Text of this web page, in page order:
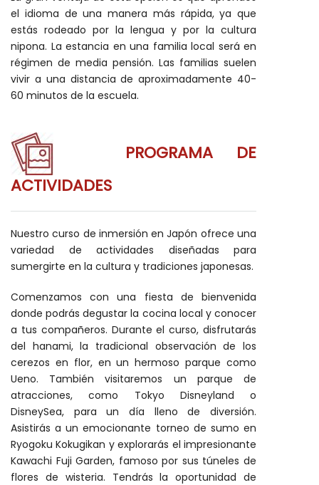
el idioma de una manera más rápida, ya que
estás rodeado por la lengua y por la cultura
nipona. La estancia en una familia local será en
régimen de media pensión. Las familias suelen
vivir a una distancia de aproximadamente 40-
60 minutos de la escuela.
PROGRAMA DE
ACTIVIDADES
Nuestro curso de inmersión en Japón ofrece una
variedad de actividades diseñadas para
sumergirte en la cultura y tradiciones japonesas.
Comenzamos con una fiesta de bienvenida
donde podrás degustar la cocina local y conocer
a tus compañeros. Durante el curso, disfrutarás
del hanami, la tradicional observación de los
cerezos en flor, en un hermoso parque como
Ueno. También visitaremos un parque de
atracciones, como Tokyo Disneyland o
DisneySea, para un día lleno de diversión.
Asistirás a un emocionante torneo de sumo en
Ryogoku Kokugikan y explorarás el impresionante
Kawachi Fuji Garden, famoso por sus túneles de
flores de wisteria. Tendrás la oportunidad de